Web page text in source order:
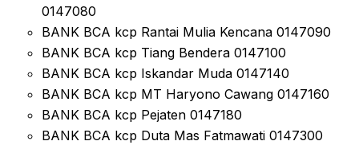
0147080
BANK BCA kcp Rantai Mulia Kencana 0147090
BANK BCA kcp Tiang Bendera 0147100
BANK BCA kcp Iskandar Muda 0147140
BANK BCA kcp MT Haryono Cawang 0147160
BANK BCA kcp Pejaten 0147180
BANK BCA kcp Duta Mas Fatmawati 0147300